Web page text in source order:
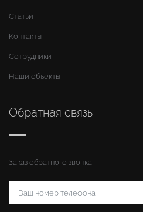
Статьи
Контакты
Сотрудники
Наши объекты
Обратная связь
Заказ обратного звонка